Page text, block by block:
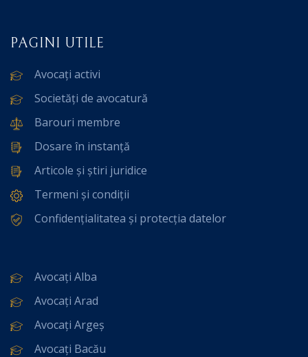
PAGINI UTILE
Avocați activi
Societăți de avocatură
Barouri membre
Dosare în instanță
Articole și știri juridice
Termeni și condiții
Confidențialitatea și protecția datelor
Avocați Alba
Avocați Arad
Avocați Argeș
Avocați Bacău